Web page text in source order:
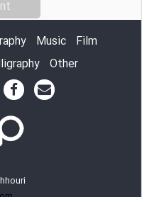
Music
Film
Other